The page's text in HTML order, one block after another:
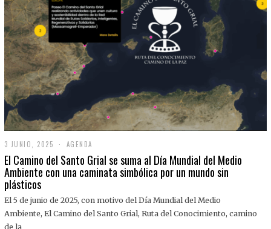
3 JUNIO, 2025
J
U
N
,
0
AGENDA
El Camino del Santo Grial se suma al Día Mundial del Medio
Ambiente con una caminata simbólica por un mundo sin
plásticos
El 5 de junio de 2025, con motivo del Día Mundial del Medio
Ambiente, El Camino del Santo Grial, Ruta del Conocimiento, camino
de la